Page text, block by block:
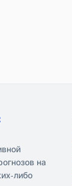
на
либо